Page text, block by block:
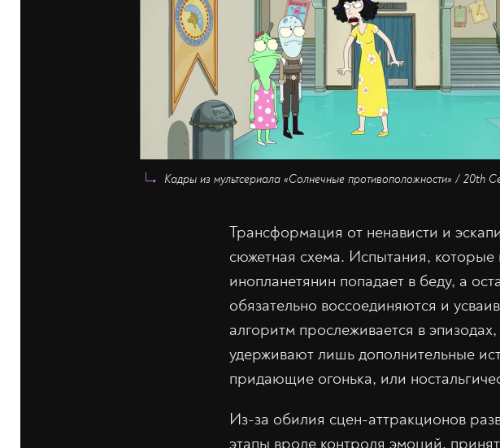
Кадры из мультсериала «Солнечные противоположности» / 20th
Трансформация от ненависти и
сюжетная схема. Испытания, которые
инопланетянин попадает в беду, а
обязательно воссоединяются и
алгоритм прослеживается в
удерживают лишь дополнительные
придающие огонька, или
Из-за обилия сцен-аттракционов
этапы вроде контроля эмоций,